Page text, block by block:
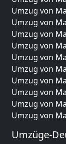
Umzug von
Umzug von
Umzug von
Umzug von
Umzug von
Umzug von
Umzug von
Umzug von
Umzug von
Umzug von
Umzüge-